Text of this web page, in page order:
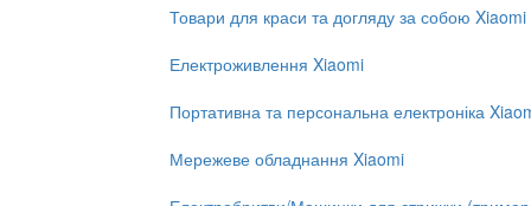
Товари для краси та догляду за собою Xiaomi
Електроживлення Xiaomi
Портативна та персональна електроніка
Мережеве обладнання Xiaomi